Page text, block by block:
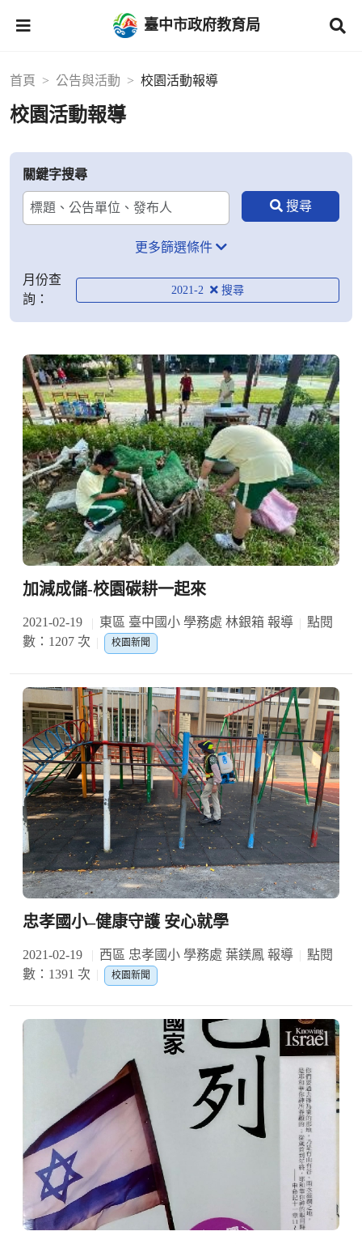
臺中市政府教育局
首頁 公告與活動 校園活動報導
校園活動報導
關鍵字搜尋
更多篩選條件
月份查
詢：
2021-2
加減成儲-校園碳耕一起來
2021-02-19 東區 臺中國小 學務處 林銀箱 報導
點閱
數：1207 次
校園新聞
忠孝國小–健康守護 安心就學
2021-02-19 西區 忠孝國小 學務處 葉鎂鳳 報導
點閱
數：1391 次
校園新聞